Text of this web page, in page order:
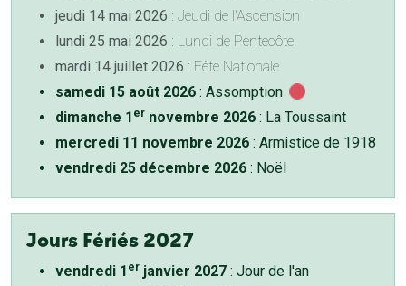
jeudi 14 mai 2026 : Jeudi de l'Ascension
lundi 25 mai 2026 : Lundi de Pentecôte
mardi 14 juillet 2026 : Fête Nationale
samedi 15 août 2026 : Assomption
dimanche 1 er novembre 2026 : La Toussaint
mercredi 11 novembre 2026 : Armistice de 1918
vendredi 25 décembre 2026 : Noël
Jours Fériés 2027
vendredi 1 er janvier 2027 : Jour de l'an